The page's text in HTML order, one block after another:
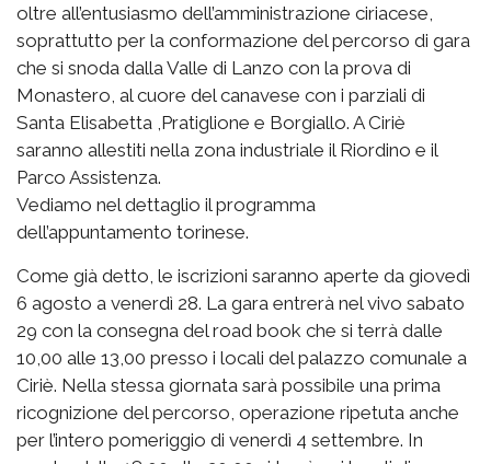
oltre all’entusiasmo dell’amministrazione ciriacese,
soprattutto per la conformazione del percorso di gara
che si snoda dalla Valle di Lanzo con la prova di
Monastero, al cuore del canavese con i parziali di
Santa Elisabetta ,Pratiglione e Borgiallo. A Ciriè
saranno allestiti nella zona industriale il Riordino e il
Parco Assistenza.
Vediamo nel dettaglio il programma
dell’appuntamento torinese.
Come già detto, le iscrizioni saranno aperte da giovedì
6 agosto a venerdì 28. La gara entrerà nel vivo sabato
29 con la consegna del road book che si terrà dalle
10,00 alle 13,00 presso i locali del palazzo comunale a
Ciriè. Nella stessa giornata sarà possibile una prima
ricognizione del percorso, operazione ripetuta anche
per l’intero pomeriggio di venerdì 4 settembre. In